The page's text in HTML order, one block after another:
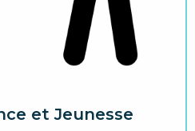
et Jeunesse